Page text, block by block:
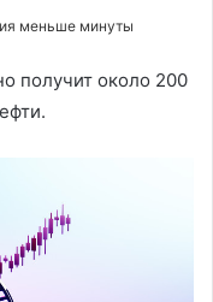
меньше минуты
получит около 200